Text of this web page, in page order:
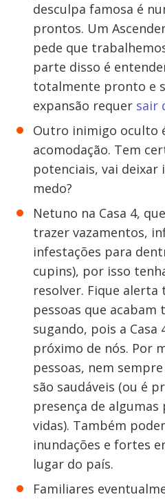
desculpa famosa é
prontos. Um
pede que
parte disso é
totalmente pronto e
expansão requer sair
Outro inimigo oculto
acomodação. Tem
potenciais, vai deixar
medo?
Netuno na Casa 4,
trazer vazamentos,
infestações para
cupins), por isso
resolver. Fique alerta
pessoas que acabam
sugando, pois a Casa
próximo de nós. Por
pessoas, nem
são saudáveis (ou é
presença de algumas
vidas). Também
inundações e fortes
lugar do país.
Familiares